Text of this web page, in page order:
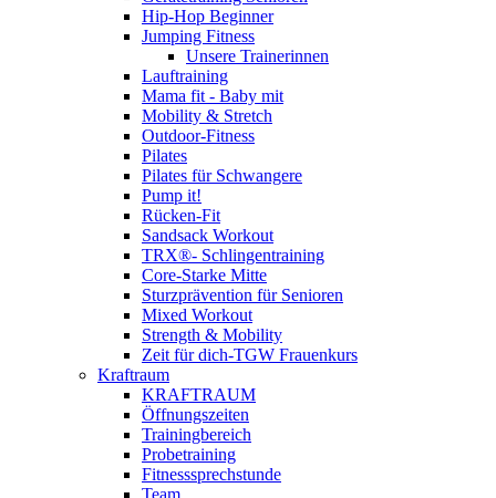
Hip-Hop Beginner
Jumping Fitness
Unsere Trainerinnen
Lauftraining
Mama fit - Baby mit
Mobility & Stretch
Outdoor-Fitness
Pilates
Pilates für Schwangere
Pump it!
Rücken-Fit
Sandsack Workout
TRX®- Schlingentraining
Core-Starke Mitte
Sturzprävention für Senioren
Mixed Workout
Strength & Mobility
Zeit für dich-TGW Frauenkurs
Kraftraum
KRAFTRAUM
Öffnungszeiten
Trainingbereich
Probetraining
Fitnesssprechstunde
Team